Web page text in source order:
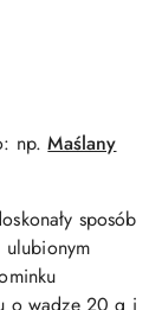
np.Maślany
sposób
ulubionym